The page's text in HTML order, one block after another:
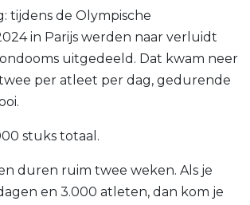
tijdens de Olympische
in Parijs werden naar verluidt
uitgedeeld. Dat kwam neer
per atleet per dag, gedurende
stuks totaal.
duren ruim twee weken. Als je
en 3.000 atleten, dan kom je